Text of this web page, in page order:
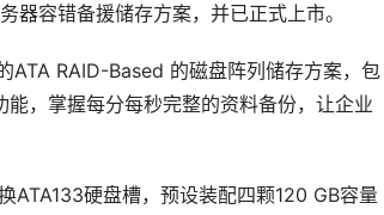
器容错备援储存方案，并已正式上市。
RAID-Based 的磁盘阵列储存方案，包
，掌握每分每秒完整的资料备份，让企业
硬盘槽，预设装配四颗120 GB容量